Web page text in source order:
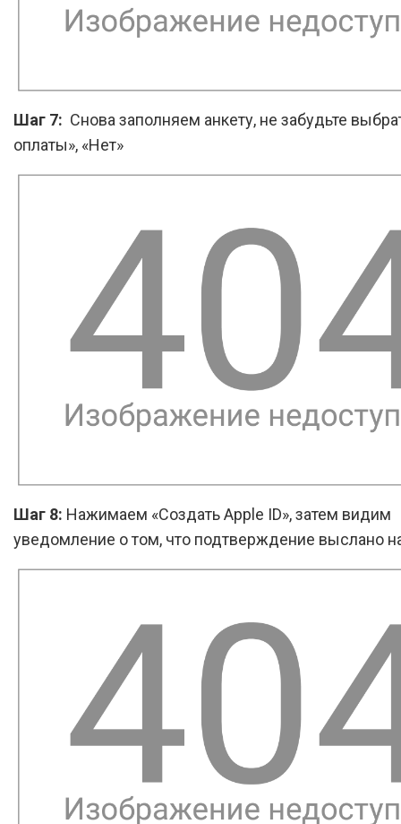
Шаг 7: Снова заполняем анкету, не забудьте
оплаты», «Нет»
Шаг 8: Нажимаем «Создать Apple ID», затем видим
уведомление о том, что подтверждение выслано